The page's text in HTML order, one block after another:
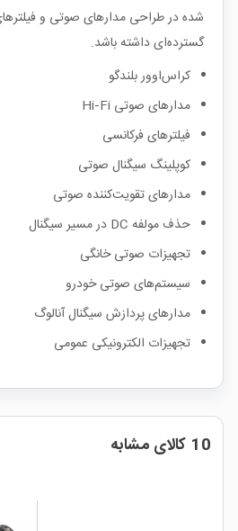
شده در طراحی مدارهای صوتی و
گسترده‌ای داشته باشد.
کراس‌اوور بلندگو
مدارهای صوتی Hi‑Fi
فیلترهای فرکانسی
کوپلینگ سیگنال صوتی
مدارهای تقویت‌کننده صوتی
حذف مولفه DC در مسیر سیگنال
تجهیزات صوتی خانگی
سیستم‌های صوتی خودرو
مدارهای پردازش سیگنال آنالوگ
تجهیزات الکترونیکی عمومی
10 کالای مشابه